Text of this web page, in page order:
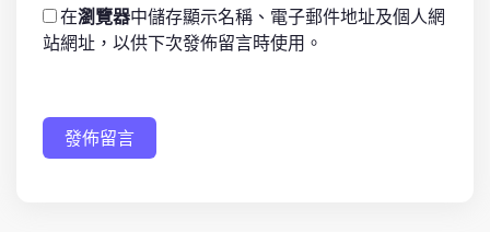
在瀏覽器中儲存顯示名稱、電子郵件地址及個人網
站網址，以供下次發佈留言時使用。
發佈留言